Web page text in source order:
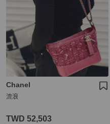
Chanel
流浪
TWD 52,503